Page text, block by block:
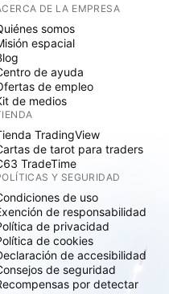
DE LA EMPRESA
somos
espacial
de ayuda
de empleo
de medios
TradingView
de tarot para traders
TradeTime
Y SEGURIDAD
de uso
de responsabilidad
de privacidad
de cookies
de accesibilidad
de seguridad
por detectar